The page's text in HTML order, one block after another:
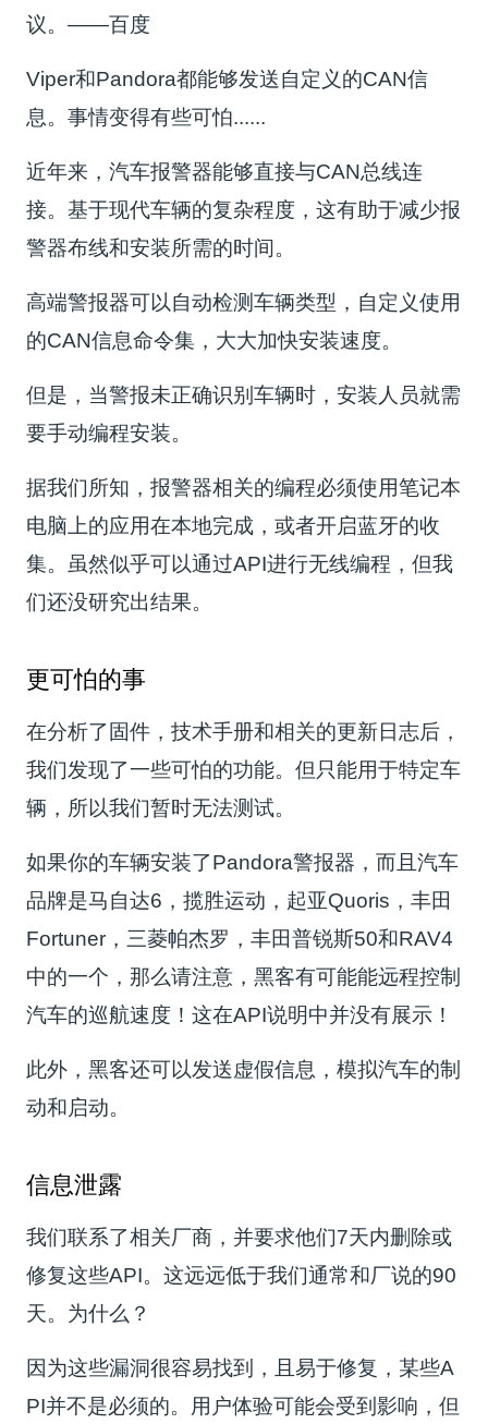
议。——百度
Viper和Pandora都能够发送自定义的CAN信
息。事情变得有些可怕......
近年来，汽车报警器能够直接与CAN总线连
接。基于现代车辆的复杂程度，这有助于减少报
警器布线和安装所需的时间。
高端警报器可以自动检测车辆类型，自定义使用
的CAN信息命令集，大大加快安装速度。
但是，当警报未正确识别车辆时，安装人员就需
要手动编程安装。
据我们所知，报警器相关的编程必须使用笔记本
电脑上的应用在本地完成，或者开启蓝牙的收
集。虽然似乎可以通过API进行无线编程，但我
们还没研究出结果。
更可怕的事
在分析了固件，技术手册和相关的更新日志后，
我们发现了一些可怕的功能。但只能用于特定车
辆，所以我们暂时无法测试。
如果你的车辆安装了Pandora警报器，而且汽车
品牌是马自达6，揽胜运动，起亚Quoris，丰田
Fortuner，三菱帕杰罗，丰田普锐斯50和RAV4
中的一个，那么请注意，黑客有可能能远程控制
汽车的巡航速度！这在API说明中并没有展示！
此外，黑客还可以发送虚假信息，模拟汽车的制
动和启动。
信息泄露
我们联系了相关厂商，并要求他们7天内删除或
修复这些API。这远远低于我们通常和厂说的90
天。为什么？
因为这些漏洞很容易找到，且易于修复，某些A
PI并不是必须的。用户体验可能会受到影响，但